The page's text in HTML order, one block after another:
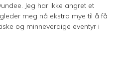
Jeg har ikke angret et
meg nå ekstra mye til å få
og minneverdige eventyr i